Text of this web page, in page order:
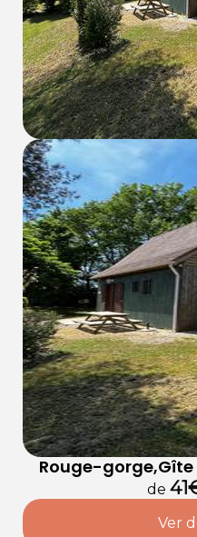
Rouge-
de
Ver